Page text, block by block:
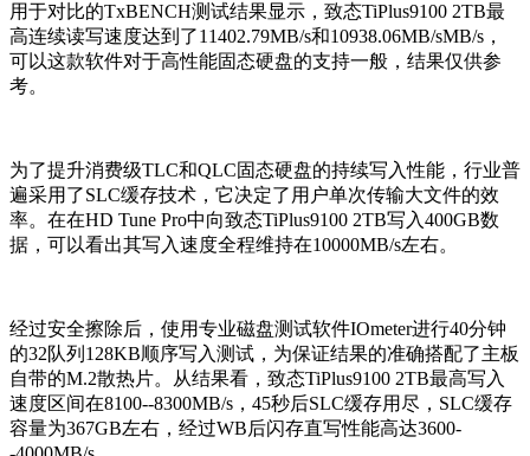
用于对比的TxBENCH测试结果显示，致态TiPlus9100 2TB最
高连续读写速度达到了11402.79MB/s和10938.06MB/sMB/s，
可以这款软件对于高性能固态硬盘的支持一般，结果仅供参
考。
为了提升消费级TLC和QLC固态硬盘的持续写入性能，行业普
遍采用了SLC缓存技术，它决定了用户单次传输大文件的效
率。在在HD Tune Pro中向致态TiPlus9100 2TB写入400GB数
据，可以看出其写入速度全程维持在10000MB/s左右。
经过安全擦除后，使用专业磁盘测试软件IOmeter进行40分钟
的32队列128KB顺序写入测试，为保证结果的准确搭配了主板
自带的M.2散热片。从结果看，致态TiPlus9100 2TB最高写入
速度区间在8100--8300MB/s，45秒后SLC缓存用尽，SLC缓存
容量为367GB左右，经过WB后闪存直写性能高达3600-